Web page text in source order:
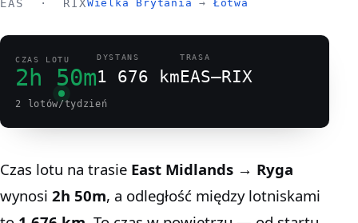
EAS · RIXWielka Brytania → Łotwa
CZAS LOTU
2h 50m
DYSTANS
1 676 km
TRASA
EAS–RIX
2 lotów/tydzień
Czas lotu na trasie East Midlands → Ryga
wynosi 2h 50m, a odległość między lotniskami